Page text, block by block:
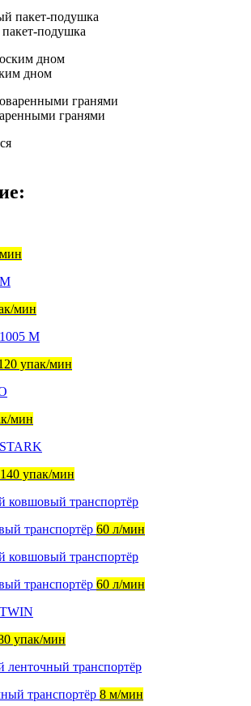
подушка
дном
гранями
мин
упак/мин
мин
140 упак/мин
транспортёр 60 л/мин
транспортёр 60 л/мин
упак/мин
транспортёр 8 м/мин